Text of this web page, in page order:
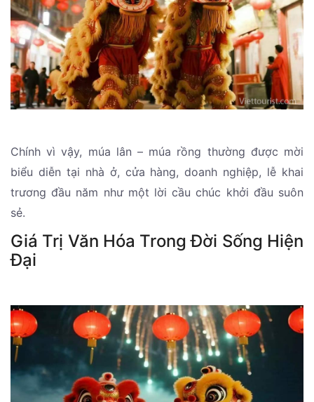
Chính vì vậy, múa lân – múa rồng thường được mời
biểu diễn tại nhà ở, cửa hàng, doanh nghiệp, lễ khai
trương đầu năm như một lời cầu chúc khởi đầu suôn
sẻ.
Giá Trị Văn Hóa Trong Đời Sống Hiện
Đại